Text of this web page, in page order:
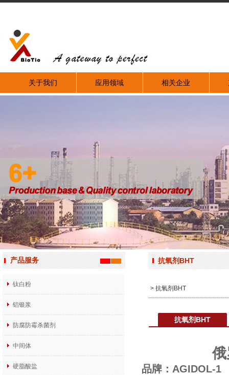
关于我们 应用领域 相关企业
产品服务
钛白粉
铝银浆
防腐防霉杀菌剂
中间体
硬脂酸盐
抗氧剂BHT
> 抗氧剂BHT
抗氧剂BHT
品牌：AGIDOL-1